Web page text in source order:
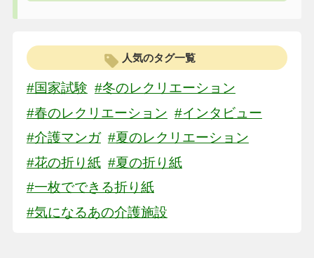
人気のタグ一覧
#国家試験 #冬のレクリエーション
#春のレクリエーション #インタビュー
#介護マンガ #夏のレクリエーション
#花の折り紙 #夏の折り紙
#一枚でできる折り紙
#気になるあの介護施設